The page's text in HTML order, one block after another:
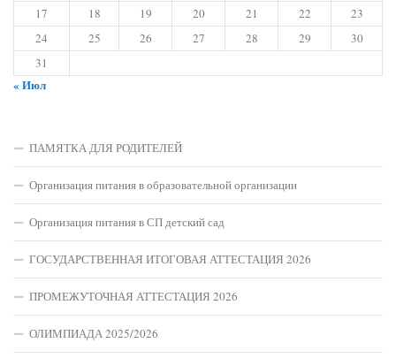
17
18 19 20 21 22
23
24
25 26 27 28 29
30
31
« Июл
ПАМЯТКА ДЛЯ РОДИТЕЛЕЙ
Организация питания в образовательной организации
Организация питания в СП детский сад
ГОСУДАРСТВЕННАЯ ИТОГОВАЯ АТТЕСТАЦИЯ 2026
ПРОМЕЖУТОЧНАЯ АТТЕСТАЦИЯ 2026
ОЛИМПИАДА 2025/2026